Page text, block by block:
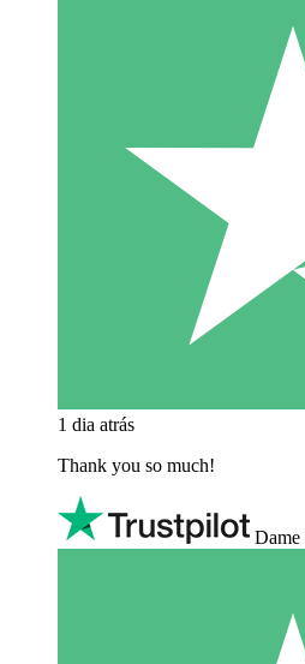
1 dia atrás
Thank you so much!